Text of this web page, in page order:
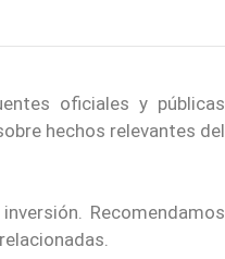
oficiales y públicas
hechos relevantes del
Recomendamos